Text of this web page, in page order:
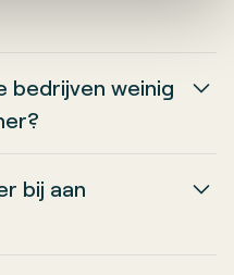
te verbinden,
kunnen
bedrijven weinig
sturing en
bij aan